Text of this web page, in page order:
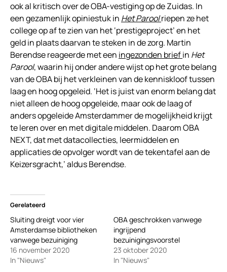
ook al kritisch over de OBA-vestiging op de Zuidas. In
een gezamenlijk opiniestuk in Het Paroolriepen ze het
college op af te zien van het ‘prestigeproject’ en het
geld in plaats daarvan te steken in de zorg. Martin
Berendse reageerde met een ingezonden briefin Het
Parool, waarin hij onder andere wijst op het grote belang
van de OBA bij het verkleinen van de kenniskloof tussen
laag en hoog opgeleid. ‘Het is juist van enorm belang dat
niet alleen de hoog opgeleide, maar ook de laag of
anders opgeleide Amsterdammer de mogelijkheid krijgt
te leren over en met digitale middelen. Daarom OBA
NEXT, dat met datacollecties, leermiddelen en
applicaties de opvolger wordt van de tekentafel aan de
Keizersgracht,’ aldus Berendse.
Gerelateerd
Sluiting dreigt voor vier
Amsterdamse bibliotheken
vanwege bezuiniging
16 november 2020
In "Nieuws"
OBA geschrokken vanwege
ingrijpend
bezuinigingsvoorstel
23 oktober 2020
In "Nieuws"